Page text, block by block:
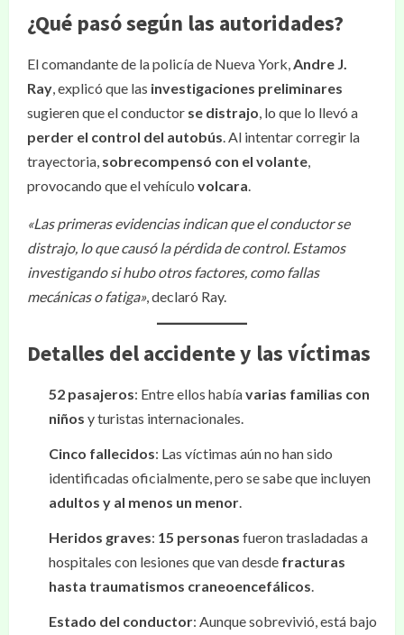
¿Qué pasó según las autoridades?
El comandante de la policía de Nueva York, Andre J.
Ray , explicó que las investigaciones preliminares
sugieren que el conductor se distrajo , lo que lo llevó a
perder el control del autobús . Al intentar corregir la
trayectoria, sobrecompensó con el volante
provocando que el vehículo volcara
«Las primeras evidencias indican que el conductor se
distrajo, lo que causó la pérdida de control. Estamos
investigando si hubo otros factores, como fallas
mecánicas o fatiga», declaró Ray.
Detalles del accidente y las víctimas
52 pasajeros: Entre ellos habíavarias familias con
niños y turistas internacionales.
Cinco fallecidos: Las víctimas aún no han sido
identificadas oficialmente, pero se sabe que incluyen
adultos y al menos un menor
Heridos graves: 15 personas fueron trasladadas a
hospitales con lesiones que van desde fracturas
hasta traumatismos craneoencefálicos
Estado del conductor: Aunque sobrevivió, está bajo